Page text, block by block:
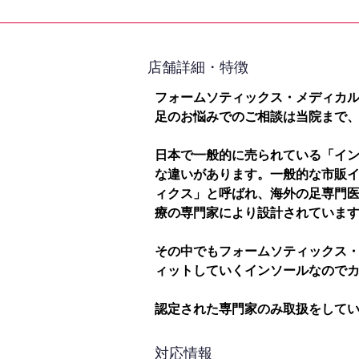
​店舗詳細・特徴
フォームソティックス・メディカ
足のお悩みでのご相談は当院まで
日本で一般的に売られている「イ
な違いがあります。一般的な市販
ィクス」と呼ばれ、海外の足専門
療の専門家により設計されていま
その中でもフォームソティックス
ィットしていくインソールなので
認定された専門家のみ取扱をして
対応情報